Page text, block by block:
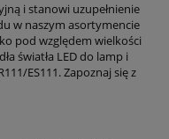
i stanowi uzupełnienie
w naszym asortymencie
pod względem wielkości
światła LED do lamp i
ES111. Zapoznaj się z